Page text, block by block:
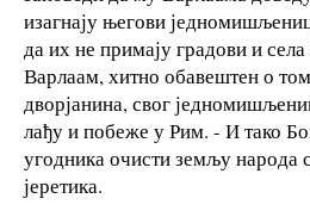
изагнају његови
да их не примају градови и
Варлаам, хитно обавештен о
дворјанина, свог
лађу и побеже у Рим. - И тако
угодника очисти земљу народа
јеретика.